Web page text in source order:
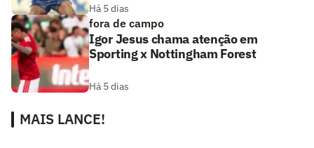
Há 5 dias
fora de campo
Igor Jesus chama atenção em
Sporting x Nottingham Forest
Há 5 dias
MAIS LANCE!